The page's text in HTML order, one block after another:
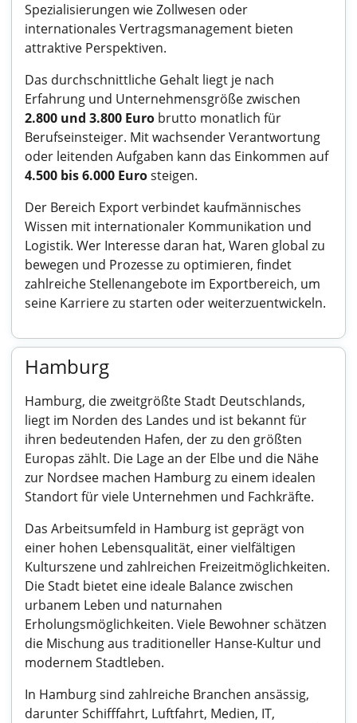
Spezialisierungen wie Zollwesen oder
internationales Vertragsmanagement bieten
attraktive Perspektiven.
Das durchschnittliche Gehalt liegt je nach
Erfahrung und Unternehmensgröße zwischen
2.800 und 3.800 Euro brutto monatlich für
Berufseinsteiger. Mit wachsender Verantwortung
oder leitenden Aufgaben kann das Einkommen auf
4.500 bis 6.000 Eurosteigen.
Der Bereich Export verbindet kaufmännisches
Wissen mit internationaler Kommunikation und
Logistik. Wer Interesse daran hat, Waren global zu
bewegen und Prozesse zu optimieren, findet
zahlreiche Stellenangebote im Exportbereich, um
seine Karriere zu starten oder weiterzuentwickeln.
Hamburg
Hamburg, die zweitgrößte Stadt Deutschlands,
liegt im Norden des Landes und ist bekannt für
ihren bedeutenden Hafen, der zu den größten
Europas zählt. Die Lage an der Elbe und die Nähe
zur Nordsee machen Hamburg zu einem idealen
Standort für viele Unternehmen und Fachkräfte.
Das Arbeitsumfeld in Hamburg ist geprägt von
einer hohen Lebensqualität, einer vielfältigen
Kulturszene und zahlreichen Freizeitmöglichkeiten.
Die Stadt bietet eine ideale Balance zwischen
urbanem Leben und naturnahen
Erholungsmöglichkeiten. Viele Bewohner schätzen
die Mischung aus traditioneller Hanse-Kultur und
modernem Stadtleben.
In Hamburg sind zahlreiche Branchen ansässig,
darunter Schifffahrt, Luftfahrt, Medien, IT,